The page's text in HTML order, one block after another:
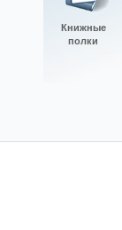
Книжные
полки